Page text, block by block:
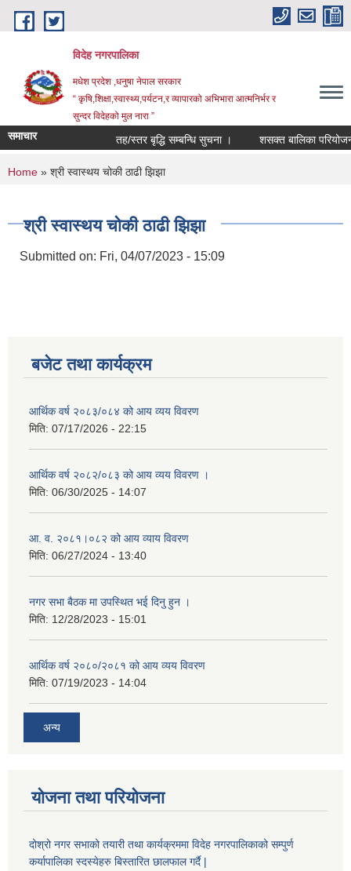
Skip to main content
विदेह नगरपालिका
मधेश प्रदेश ,धनुषा नेपाल सरकार
“ कृषि,शिक्षा,स्वास्थ्य,पर्यटन,र व्यापारको अभिभारा आत्मनिर्भर र
सुन्दर विदेहको मुल नारा ”
समाचार तह/स्तर बृद्धि सम्बन्धि सुचना । शसक्त बालिका
You are here
Home » श्री स्वास्थय चोकी ठाढी झिझा
श्री स्वास्थय चोकी ठाढी झिझा
Submitted on: Fri, 04/07/2023 - 15:09
बजेट तथा कार्यक्रम
आर्थिक वर्ष २०८३/०८४ को आय व्यय विवरण
मिति: 07/17/2026 - 22:15
आर्थिक वर्ष २०८२/०८३ को आय व्यय विवरण ।
मिति: 06/30/2025 - 14:07
आ. व. २०८१।०८२ को आय व्याय विवरण
मिति: 06/27/2024 - 13:40
नगर सभा बैठक मा उपस्थित भई दिनु हुन ।
मिति: 12/28/2023 - 15:01
आर्थिक वर्ष २०८०/२०८१ को आय व्यय विवरण
मिति: 07/19/2023 - 14:04
अन्य
योजना तथा परियोजना
दोश्रो नगर सभाको तयारी तथा कार्यक्रममा विदेह नगरपालिकाको सम्पुर्ण
कर्यापालिका स्दस्येहरु बिस्तारित छालफाल गर्दै |